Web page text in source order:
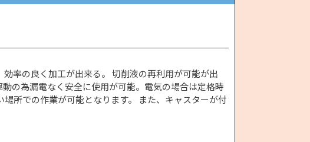
率の良く加工が出来る。 切削液の再利用が可能が出
の為漏電なく安全に使用が可能。電気の場合は定格時
所での作業が可能となります。 また、キャスターが付